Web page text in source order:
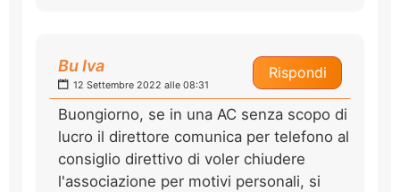
Rispondi
Bu Iva
12 Settembre 2022 alle 08:31
Buongiorno, se in una AC senza scopo di
lucro il direttore comunica per telefono al
consiglio direttivo di voler chiudere
l'associazione per motivi personali, si